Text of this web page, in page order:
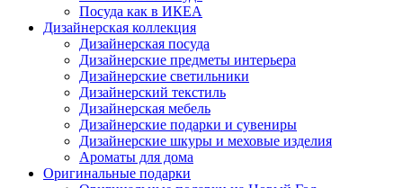
Посуда как в ИКЕА
Дизайнерская коллекция
Дизайнерская посуда
Дизайнерские предметы интерьера
Дизайнерские светильники
Дизайнерский текстиль
Дизайнерская мебель
Дизайнерские подарки и сувениры
Дизайнерские шкуры и меховые изделия
Ароматы для дома
Оригинальные подарки